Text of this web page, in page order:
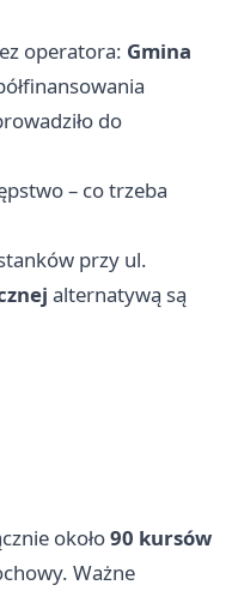
operatora: Gmina
do
– co trzeba
przy ul.
alternatywą są
około90 kursów
Ważne